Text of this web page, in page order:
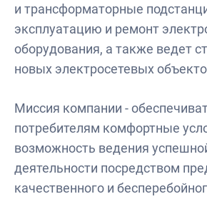
и трансформаторные
эксплуатацию и ремонт
оборудования, а также ведет
новых электросетевых
Миссия компании -
потребителям комфортные
возможность ведения
деятельности посредством
качественного и